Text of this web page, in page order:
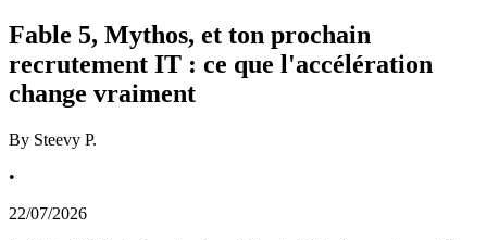
Fable 5, Mythos, et ton prochain
recrutement IT : ce que l'accélération
change vraiment
By Steevy P.
•
22/07/2026